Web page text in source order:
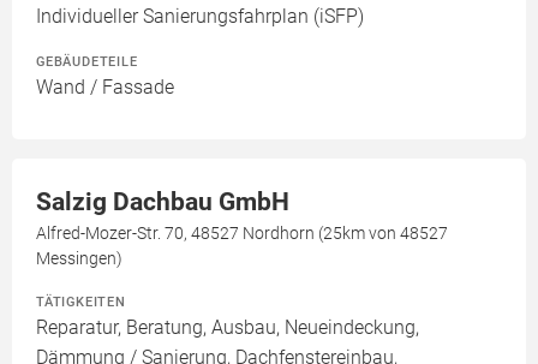
Individueller Sanierungsfahrplan (iSFP)
GEBÄUDETEILE
Wand / Fassade
Salzig Dachbau GmbH
Alfred-Mozer-Str. 70, 48527 Nordhorn (25km von 48527
Messingen)
TÄTIGKEITEN
Reparatur, Beratung, Ausbau, Neueindeckung,
Dämmung / Sanierung, Dachfenstereinbau,